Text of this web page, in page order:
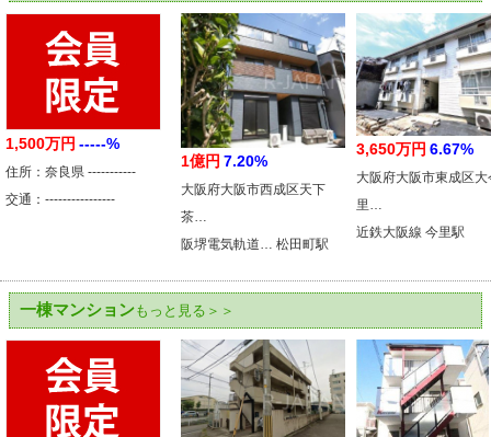
1,500万円 -----%
住所：奈良県 -----------
交通：----------------
1億円 7.20%
大阪府大阪市西成区天下
茶…
阪堺電気軌道… 松田町駅
3,650万円 6.67%
大阪府大阪市東成区大
里…
近鉄大阪線 今里駅
一棟マンションもっと見る＞＞